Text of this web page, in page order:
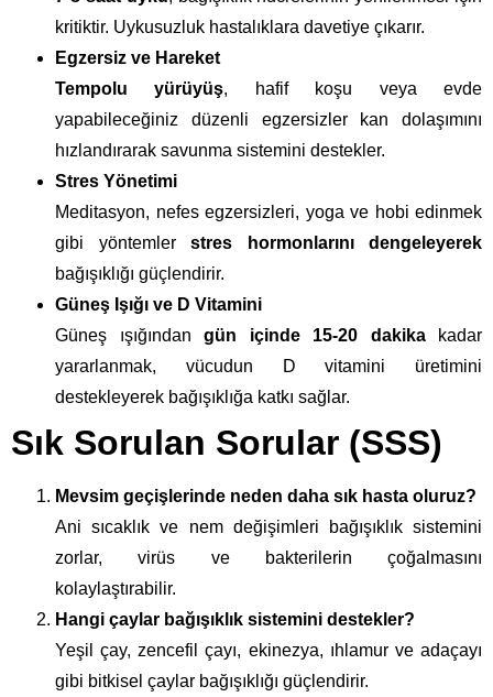
kritiktir. Uykusuzluk hastalıklara davetiye çıkarır.
Egzersiz ve Hareket
Tempolu yürüyüş, hafif koşu veya evde
yapabileceğiniz düzenli egzersizler kan dolaşımını
hızlandırarak savunma sistemini destekler.
Stres Yönetimi
Meditasyon, nefes egzersizleri, yoga ve hobi edinmek
gibi yöntemler stres hormonlarını dengeleyerek
bağışıklığı güçlendirir.
Güneş Işığı ve D Vitamini
Güneş ışığından gün içinde 15-20 dakikakadar
yararlanmak, vücudun D vitamini üretimini
destekleyerek bağışıklığa katkı sağlar.
Sık Sorulan Sorular (SSS)
Mevsim geçişlerinde neden daha sık hasta oluruz?
Ani sıcaklık ve nem değişimleri bağışıklık sistemini
zorlar, virüs ve bakterilerin çoğalmasını
kolaylaştırabilir.
Hangi çaylar bağışıklık sistemini destekler?
Yeşil çay, zencefil çayı, ekinezya, ıhlamur ve adaçayı
gibi bitkisel çaylar bağışıklığı güçlendirir.